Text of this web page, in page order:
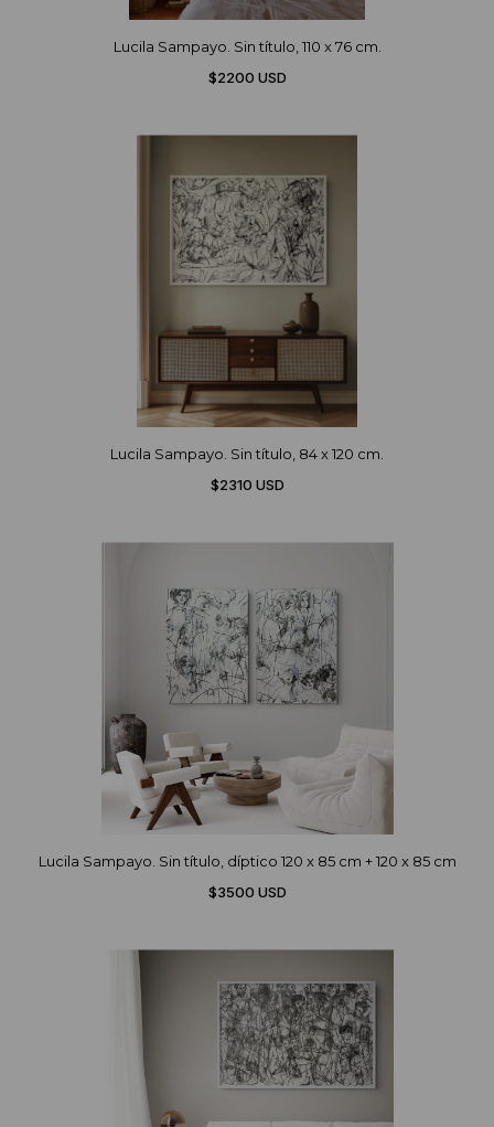
Lucila Sampayo. Sin título, 110 x 76 cm.
$2200 USD
Lucila Sampayo. Sin título, 84 x 120 cm.
$2310 USD
Lucila Sampayo. Sin título, díptico 120 x 85 cm + 120 x 85 cm
$3500 USD